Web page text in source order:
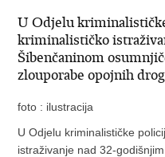
U Odjelu
kriminalističko
Šibenčaninom
zlouporabe opojnih
foto : ilustracija
U Odjelu kriminalističke
istraživanje nad 32-